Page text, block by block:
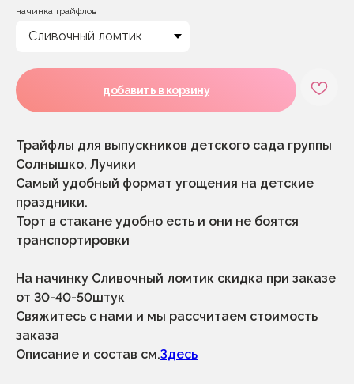
начинка трайфлов
добавить в корзину
Трайфлы для выпускников детского сада группы
Солнышко, Лучики
Самый удобный формат угощения на детские
праздники.
Торт в стакане удобно есть и они не боятся
транспортировки
На начинку Сливочный ломтик скидка при заказе
от 30-40-50штук
Свяжитесь с нами и мы рассчитаем стоимость
заказа
Описание и состав см.Здесь
каталог
1 сентября
без декора и к чаю
экспресс-торты
(срочные)
заказные торты
десерты
меню
начинки
корпоратив
сотрудничество
отзывы
+7 (996) 796-13-35
приём и обработка заказов с 9.00 до